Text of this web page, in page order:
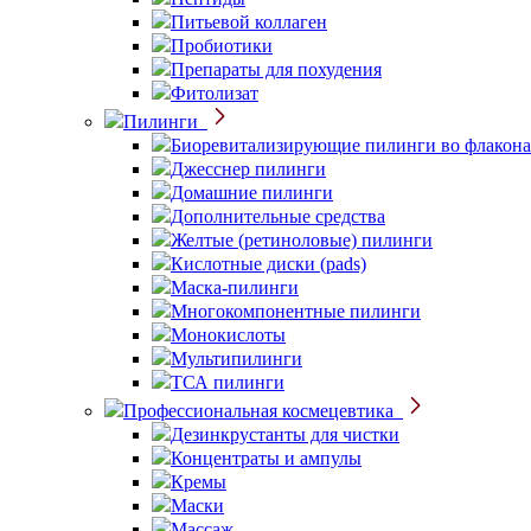
Питьевой коллаген
Пробиотики
Препараты для похудения
Фитолизат
Пилинги
Биоревитализирующие пилинги во
Джесснер пилинги
Домашние пилинги
Дополнительные средства
Желтые (ретиноловые) пилинги
Кислотные диски (pads)
Маска-пилинги
Многокомпонентные пилинги
Монокислоты
Мультипилинги
ТСА пилинги
Профессиональная космецевтика
Дезинкрустанты для чистки
Концентраты и ампулы
Кремы
Маски